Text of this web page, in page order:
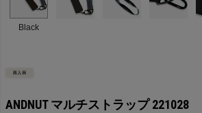
Black
ANDNUT マルチストラップ 221028